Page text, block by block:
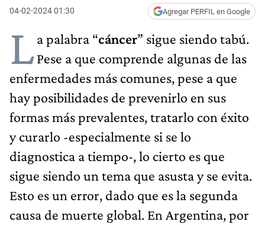
04-02-2024 01:30 Agregar PERFIL en Google
La palabra “cáncer” sigue siendo tabú.
Pese a que comprende algunas de las
enfermedades más comunes, pese a que
hay posibilidades de prevenirlo en sus
formas más prevalentes, tratarlo con éxito
y curarlo -especialmente si se lo
diagnostica a tiempo-, lo cierto es que
sigue siendo un tema que asusta y se evita.
Esto es un error, dado que es la segunda
causa de muerte global. En Argentina, por